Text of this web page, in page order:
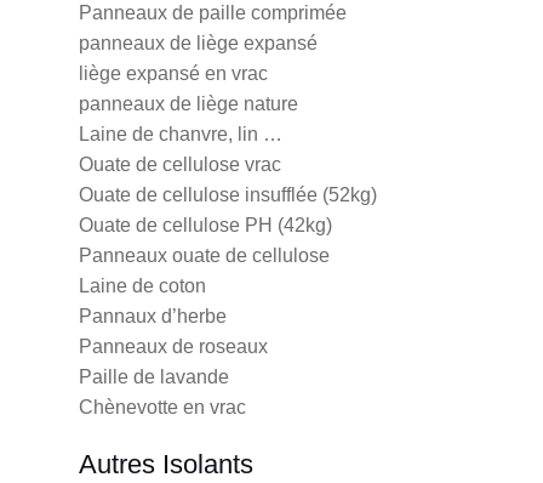
Panneaux de paille comprimée
panneaux de liège expansé
liège expansé en vrac
panneaux de liège nature
Laine de chanvre, lin …
Ouate de cellulose vrac
Ouate de cellulose insufflée (52kg)
Ouate de cellulose PH (42kg)
Panneaux ouate de cellulose
Laine de coton
Pannaux d’herbe
Panneaux de roseaux
Paille de lavande
Chènevotte en vrac
Autres Isolants